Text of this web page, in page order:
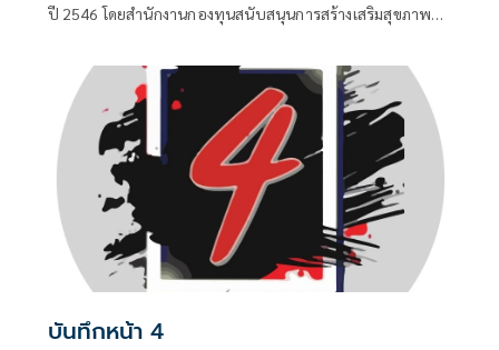
ปี 2546 โดยสำนักงานกองทุนสนับสนุนการสร้างเสริมสุขภาพ
เมื่อวันที่ 8 กรกฎาคม 2551 ประกาศให้วันเข้าพรรษาของทุกปี
เป็น "วันงดดื่มสุราแห่งชาติ" เพื่อสนับสนุนส่งเสริมให้ประชาชน
งดดื่มเหล้าในช่วงเทศกาลเข้าพรรษา
บันทึกหน้า 4